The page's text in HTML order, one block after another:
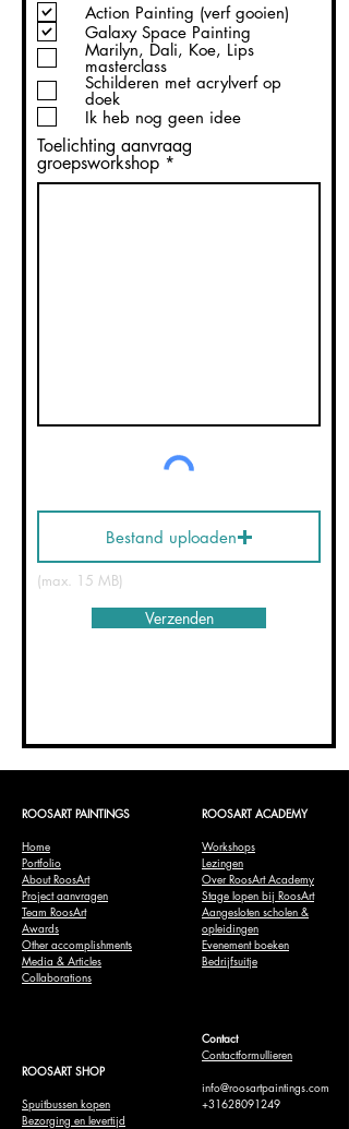
Action Painting (verf gooien)
Galaxy Space Painting
Marilyn, Dali, Koe, Lips
masterclass
Schilderen met acrylverf op
doek
Ik heb nog geen idee
Toelichting aanvraag
groepsworkshop
Bestand uploaden
(max. 15 MB)
Verzenden
ROOSART PAINTINGS
Home
Portfolio
About RoosArt
Project aanvragen
Team RoosArt
Awards
Other accomplishments
Media & Articles
Collaborations
ROOSART SHOP
Spuitbussen kopen
Bezorging en levertijd
ROOSART ACADEMY
Workshops
Lezingen
Over RoosArt Academy
Stage lopen bij RoosArt
Aangesloten scholen &
opleidingen
Evenement boeken
Bedrijfsuitje
Contact
Contactformullieren
info@roosartpaintings.com
+31628091249